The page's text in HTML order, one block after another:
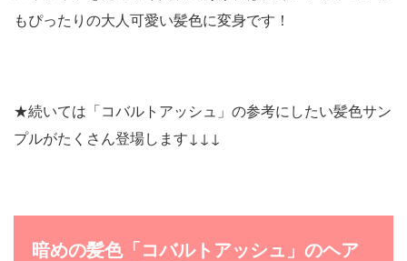
もぴったりの大人可愛い髪色に変身です！
★続いては「コバルトアッシュ」の参考にしたい髪色サン
プルがたくさん登場します↓↓↓
暗めの髪色「コバルトアッシュ」のヘア